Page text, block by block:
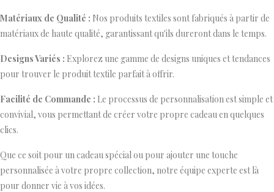
Matériaux de Qualité : Nos produits textiles sont fabriqués à partir de
matériaux de haute qualité, garantissant qu'ils dureront dans le temps.
Designs Variés : Explorez une gamme de designs uniques et tendances
pour trouver le produit textile parfait à offrir.
Facilité de Commande : Le processus de personnalisation est simple et
convivial, vous permettant de créer votre propre cadeau en quelques
clics.
Que ce soit pour un cadeau spécial ou pour ajouter une touche
personnalisée à votre propre collection, notre équipe experte est là
pour donner vie à vos idées.